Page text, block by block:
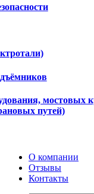
мостовых
путей)
О компании
Отзывы
Контакты